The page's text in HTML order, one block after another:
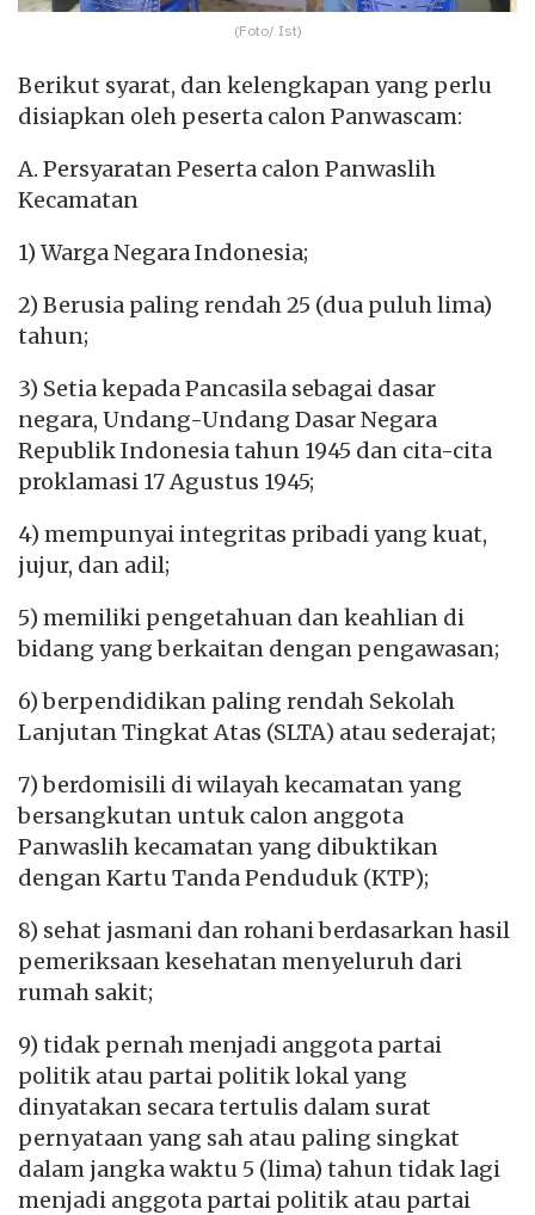
(Foto/ Ist)
Berikut syarat, dan kelengkapan yang perlu
disiapkan oleh peserta calon Panwascam:
A. Persyaratan Peserta calon Panwaslih
Kecamatan
1) Warga Negara Indonesia;
2) Berusia paling rendah 25 (dua puluh lima)
tahun;
3) Setia kepada Pancasila sebagai dasar
negara, Undang-Undang Dasar Negara
Republik Indonesia tahun 1945 dan cita-cita
proklamasi 17 Agustus 1945;
4) mempunyai integritas pribadi yang kuat,
jujur, dan adil;
5) memiliki pengetahuan dan keahlian di
bidang yang berkaitan dengan pengawasan;
6) berpendidikan paling rendah Sekolah
Lanjutan Tingkat Atas (SLTA) atau sederajat;
7) berdomisili di wilayah kecamatan yang
bersangkutan untuk calon anggota
Panwaslih kecamatan yang dibuktikan
dengan Kartu Tanda Penduduk (KTP);
8) sehat jasmani dan rohani berdasarkan hasil
pemeriksaan kesehatan menyeluruh dari
rumah sakit;
9) tidak pernah menjadi anggota partai
politik atau partai politik lokal yang
dinyatakan secara tertulis dalam surat
pernyataan yang sah atau paling singkat
dalam jangka waktu 5 (lima) tahun tidak lagi
menjadi anggota partai politik atau partai